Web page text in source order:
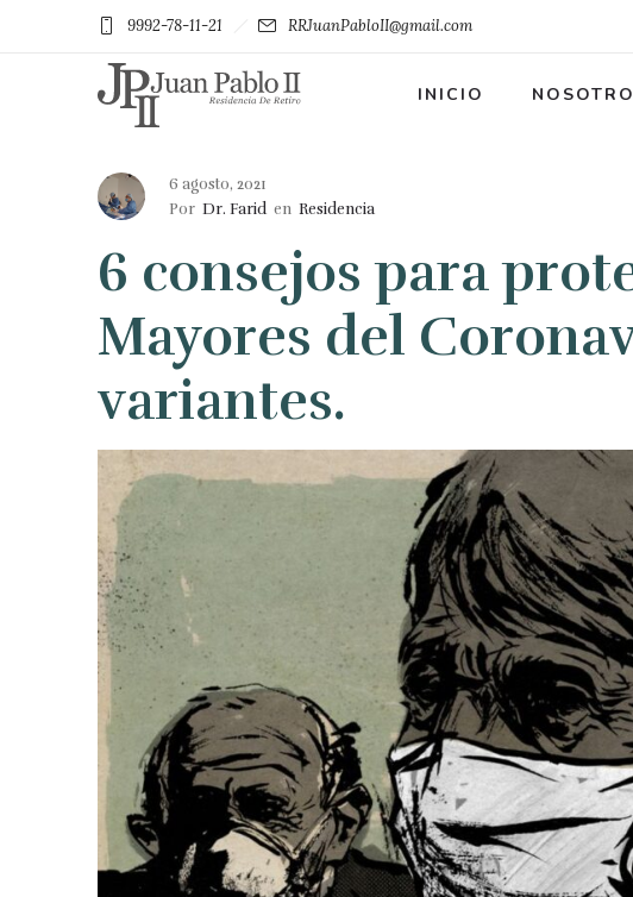
9992-78-11-21 RRJuanPabloII@gmail.com
INICIO
6 agosto, 2021
Por Dr. Farid en Residencia
6 consejos para
Mayores del
variantes.